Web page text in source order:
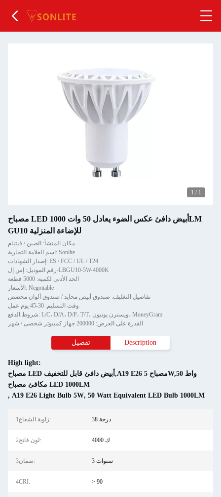
1 / 1
مصباح LED أبيض دافئ عكس الضوء يعادل 50 وات 1000LM
GU10 للإضاءة المنزلية
مكان المنشأ: الصين / فيتنام
اسم العلامة التجارية: Sonlite
إصدار الشهادات: ES / FCC / UL / T24
رقم الموديل: إس إل-LBGU10-5W-4000K
الحد الأدنى لكمية: 5000 قطعة
الأسعار: Negotiable
تفاصيل التغليف: صندوق أبيض محايد / صندوق ألوان مخصص
وقت التسليم: 30-45 يوم عمل
شروط الدفع: L/C، D/A، D/P، T/T، ويسترن يونيون، MoneyGram
القدرة على العرض: 200000 جهاز كمبيوتر شخصى / شهر
تفصيل Description
High light:
مصباح LED أبيض دافئ قابل للتخفيف,A19 E26 مصباح 5W,50 واط
مكافئ مصباح LED 1000LM
, A19 E26 Light Bulb 5W, 50 Watt Equivalent LED Bulb 1000LM
1زاوية الشعاع: 38 درجة
2لون فاتح: 4000 ك
3ضمان: 3 سنوات
4CRI: > 90